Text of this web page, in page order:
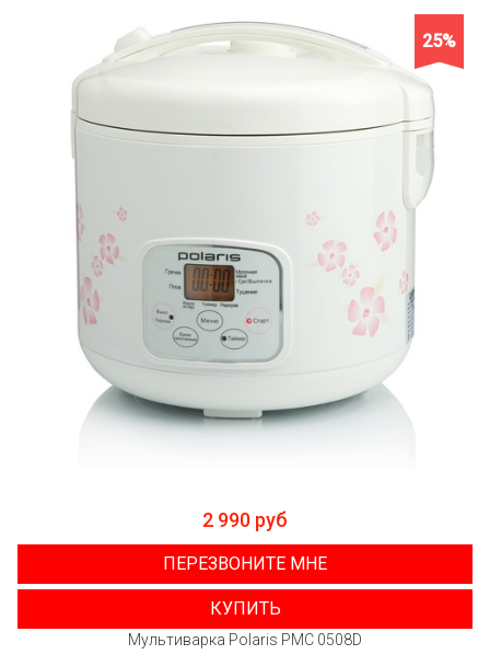
25%
2 990 руб
ПЕРЕЗВОНИТЕ МНЕ
КУПИТЬ
Мультиварка Polaris PMC 0508D